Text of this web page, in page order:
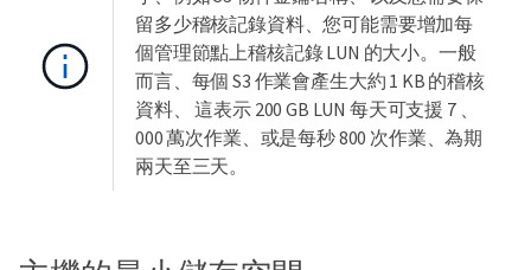
留多少稽核記錄資料、您可能需要增加每
個管理節點上稽核記錄 LUN 的大小。一般
而言、每個 S3 作業會產生大約 1 KB 的稽核
資料、 這表示 200 GB LUN 每天可支援 7 、
000 萬次作業、或是每秒 800 次作業、為期
兩天至三天。